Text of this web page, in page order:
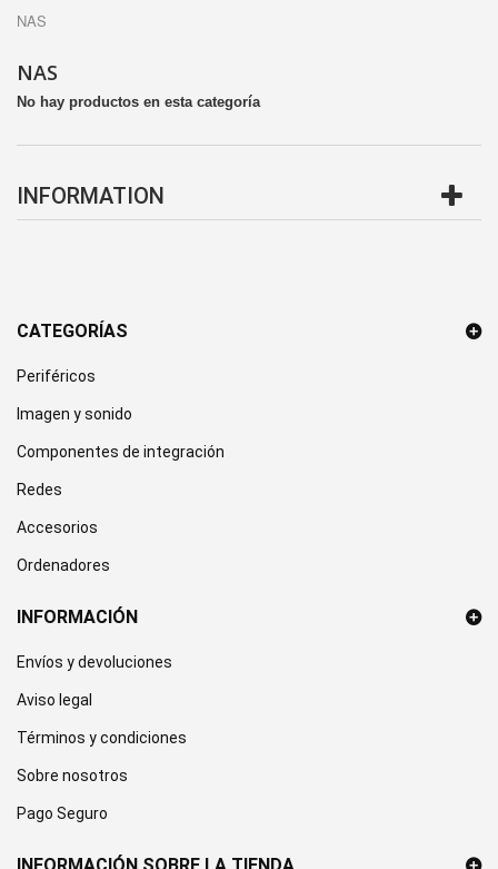
NAS
NAS
No hay productos en esta categoría
INFORMATION
CATEGORÍAS
Periféricos
Imagen y sonido
Componentes de integración
Redes
Accesorios
Ordenadores
INFORMACIÓN
Envíos y devoluciones
Aviso legal
Términos y condiciones
Sobre nosotros
Pago Seguro